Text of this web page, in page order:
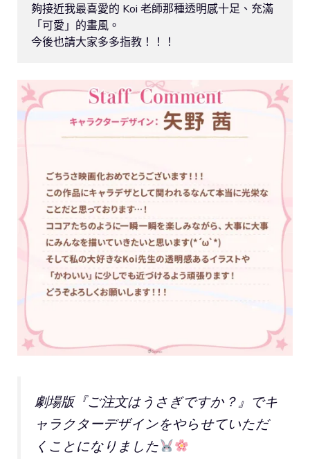
夠接近我最喜愛的 Koi 老師那種透明感十足、充滿
「可愛」的畫風。
今後也請大家多多指教！！！
劇場版『ご注文はうさぎですか？』でキ
ャラクターデザインをやらせていただ
くことになりました